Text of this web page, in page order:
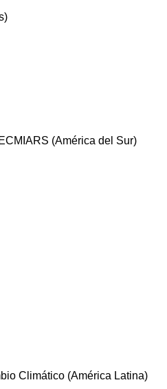
(América del Sur)
Climático (América Latina)